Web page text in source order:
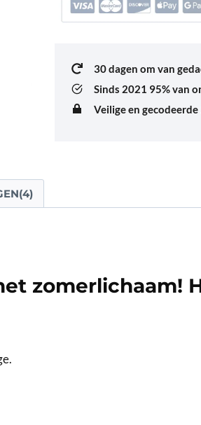
30 dagen om van
Sinds 2021 95% van
Veilige en
zomerlichaam!